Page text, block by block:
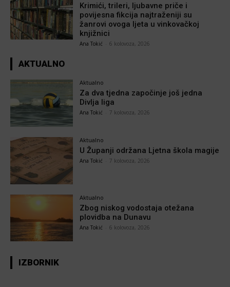
Krimići, trileri, ljubavne priče i
povijesna fikcija najtraženiji su
žanrovi ovoga ljeta u vinkovačkoj
knjižnici
Ana Tokić 6 kolovoza, 2026
AKTUALNO
Aktualno
Za dva tjedna započinje još jedna
Divlja liga
Ana Tokić 7 kolovoza, 2026
Aktualno
U Županji održana Ljetna škola magije
Ana Tokić 7 kolovoza, 2026
Aktualno
Zbog niskog vodostaja otežana
plovidba na Dunavu
Ana Tokić 6 kolovoza, 2026
IZBORNIK